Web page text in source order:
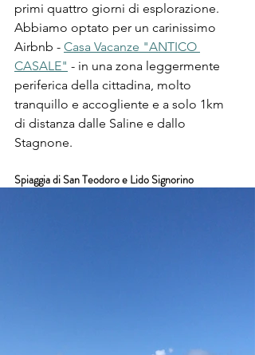
primi quattro giorni di esplorazione.
Abbiamo optato per un carinissimo
Airbnb - Casa Vacanze "ANTICO
CASALE" - in una zona leggermente
periferica della cittadina, molto
tranquillo e accogliente e a solo 1km
di distanza dalle Saline e dallo
Stagnone.
Spiaggia di San Teodoro e Lido Signorino